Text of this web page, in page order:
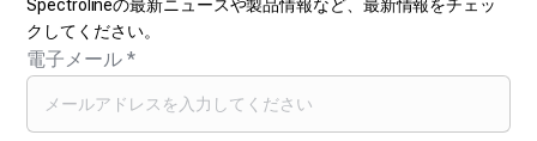
Spectrolineの最新ニュースや製品情報など、最新情報をチェッ
クしてください。
電子メール*